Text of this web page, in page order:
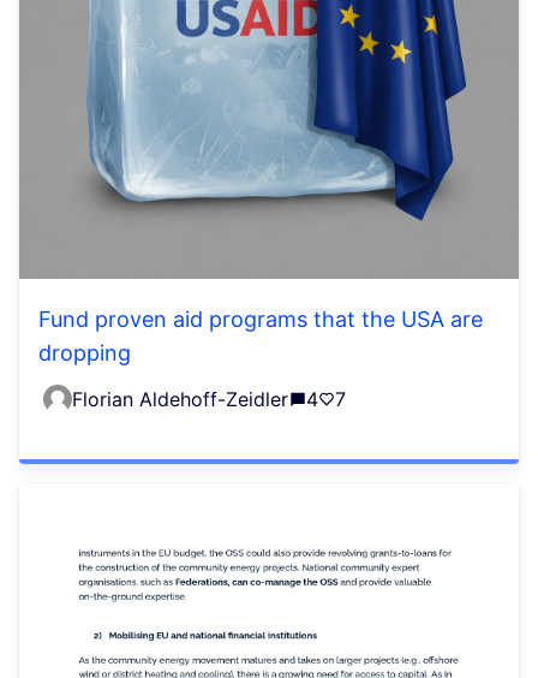
Fund proven aid programs that the USA are
dropping
Florian Aldehoff-Zeidler 4 7